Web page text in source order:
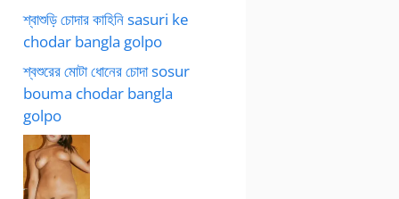
শ্বাশুড়ি চোদার কাহিনি sasuri ke
chodar bangla golpo
শ্বশুরের মোটা ধোনের চোদা sosur
bouma chodar bangla
golpo